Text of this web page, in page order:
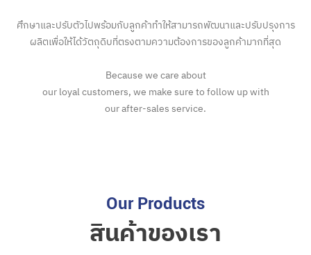
ศึกษาและปรับตัวไปพร้อมกับลูกค้าทำให้สามารถพัฒนาและปรับปรุงการ
ผลิตเพื่อให้ได้วัตถุดิบที่ตรงตามความต้องการของลูกค้ามากที่สุด
Because we care about
our loyal customers, we make sure to follow up with
our after-sales service.
Our Products
สินค้าของเรา